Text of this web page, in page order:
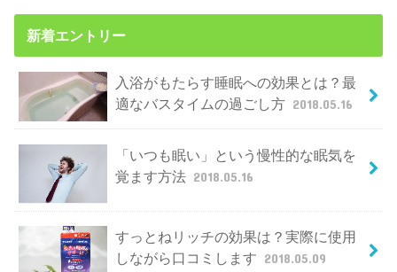
新着エントリー
入浴がもたらす睡眠への効果とは？最
適なバスタイムの過ごし方 2018.05.16
「いつも眠い」という慢性的な眠気を
覚ます方法 2018.05.16
すっとねリッチの効果は？実際に使用
しながら口コミします 2018.05.09